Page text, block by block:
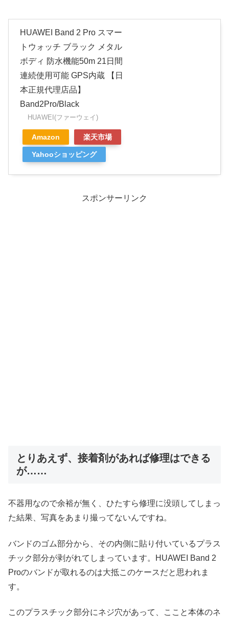
HUAWEI Band 2 Pro スマー
トウォッチ ブラック メタル
ボディ 防水機能50m 21日間
連続使用可能 GPS内蔵 【日
本正規代理店品】
Band2Pro/Black
HUAWEI(ファーウェイ)
Amazon 楽天市場
Yahooショッピング
スポンサーリンク
とりあえず、接着剤があれば修理はできる
が……
不器用なので余裕が無く、ひたすら修理に没頭してしまっ
た結果、写真をあまり撮ってないんですね。
バンドのゴム部分から、その内側に貼り付いているプラス
チック部分が剥がれてしまっています。HUAWEI Band 2
Proのバンドが取れるのは大抵このケースだと思われま
す。
このプラスチック部分にネジ穴があって、ここと本体のネ